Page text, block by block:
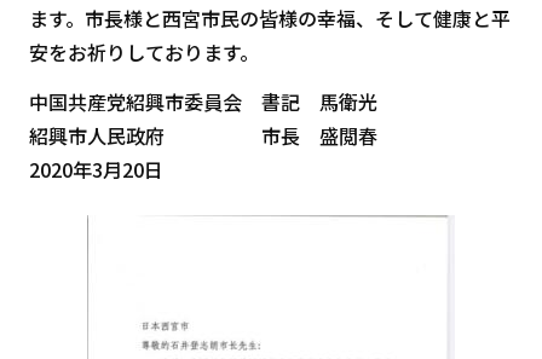
ます。市長様と西宮市民の皆様の幸福、そして健康と平
安をお祈りしております。
中国共産党紹興市委員会 書記 馬衛光
紹興市人民政府 市長 盛閲春
2020年3月20日